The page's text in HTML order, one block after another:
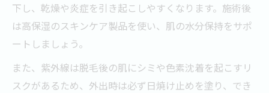
下し、乾燥や炎症を引き起こしやすくなります。施術後
は高保湿のスキンケア製品を使い、肌の水分保持をサポ
ートしましょう。
また、紫外線は脱毛後の肌にシミや色素沈着を起こすリ
スクがあるため、外出時は必ず日焼け止めを塗り、でき